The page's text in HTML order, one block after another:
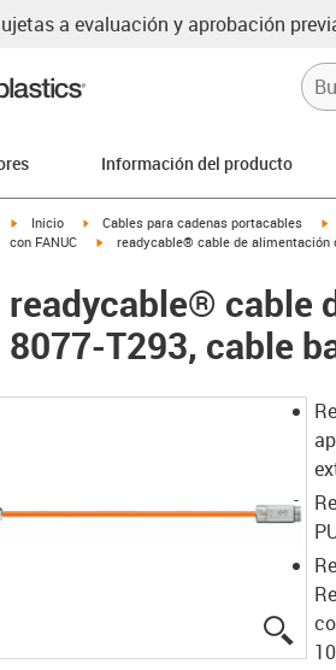
a evaluación y aprobación
Información del producto
igus-icon-arrow-right
Inicio igus-icon-arrow-right
Cables para cadenas portacables
con FANUC
igus-icon-arrow-right
readycable® cable de alimentación
readycable® cable
8077-T293, cable